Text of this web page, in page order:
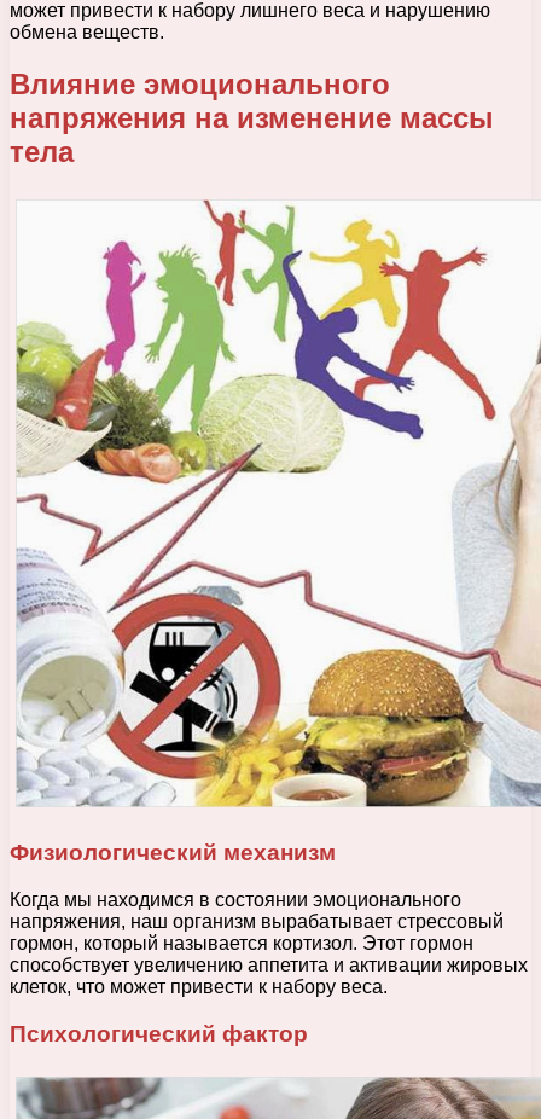
может привести к набору лишнего веса и нарушению
обмена веществ.
Влияние эмоционального
напряжения на изменение массы
тела
Физиологический механизм
Когда мы находимся в состоянии эмоционального
напряжения, наш организм вырабатывает стрессовый
гормон, который называется кортизол. Этот гормон
способствует увеличению аппетита и активации жировых
клеток, что может привести к набору веса.
Психологический фактор